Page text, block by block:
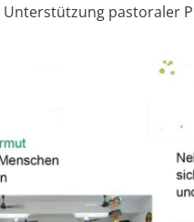
pastoraler